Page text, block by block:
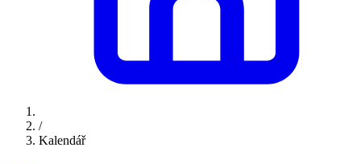
/
Kalendář